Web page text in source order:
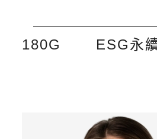
180G ESG永